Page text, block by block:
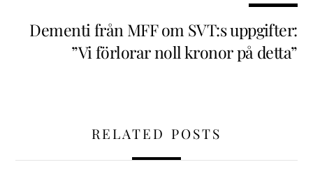
Dementi från MFF om SVT:s uppgifter:
”Vi förlorar noll kronor på detta”
RELATED POSTS